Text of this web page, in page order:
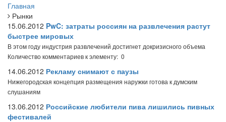
Главная
Рынки
15.06.2012 PwC: затраты россиян на развлечения растут
быстрее мировых
В этом году индустрия развлечений достигнет докризисного объема
Количество комментариев к элементу: 0
14.06.2012 Рекламу снимают с паузы
Нижегородская концепция размещения наружки готова к думским
слушаниям
13.06.2012 Российские любители пива лишились пивных
фестивалей